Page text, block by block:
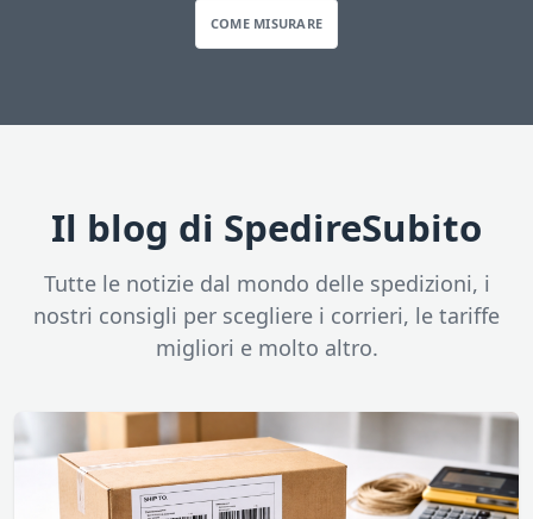
COME MISURARE
Il blog di SpedireSubito
Tutte le notizie dal mondo delle spedizioni, i
nostri consigli per scegliere i corrieri, le tariffe
migliori e molto altro.